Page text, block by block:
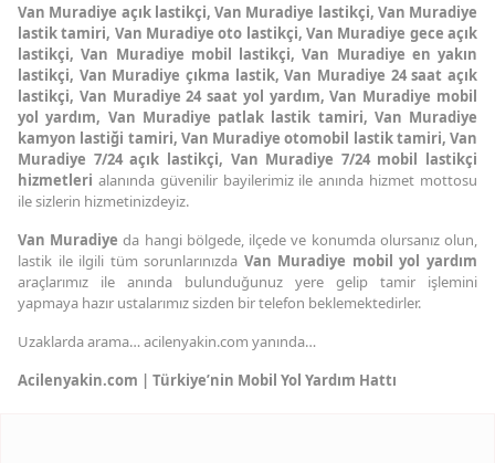
Van Muradiye açık lastikçi, Van Muradiye lastikçi, Van Muradiye
lastik tamiri, Van Muradiye oto lastikçi, Van Muradiye gece açık
lastikçi, Van Muradiye mobil lastikçi, Van Muradiye en yakın
lastikçi, Van Muradiye çıkma lastik, Van Muradiye 24 saat açık
lastikçi, Van Muradiye 24 saat yol yardım, Van Muradiye mobil
yol yardım, Van Muradiye patlak lastik tamiri, Van Muradiye
kamyon lastiği tamiri, Van Muradiye otomobil lastik tamiri, Van
Muradiye 7/24 açık lastikçi, Van Muradiye 7/24 mobil lastikçi
hizmetleri alanında güvenilir bayilerimiz ile anında hizmet mottosu
ile sizlerin hizmetinizdeyiz.
Van Muradiye da hangi bölgede, ilçede ve konumda olursanız olun,
lastik ile ilgili tüm sorunlarınızda Van Muradiye mobil yol yardım
araçlarımız ile anında bulunduğunuz yere gelip tamir işlemini
yapmaya hazır ustalarımız sizden bir telefon beklemektedirler.
Uzaklarda arama… acilenyakin.com yanında…
Acilenyakin.com | Türkiye’nin Mobil Yol Yardım Hattı